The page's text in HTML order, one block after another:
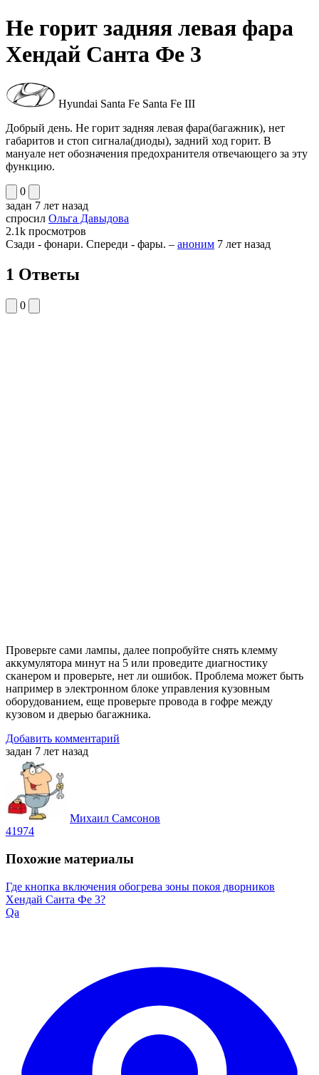
Не горит задняя левая фара
Хендай Санта Фе 3
Hyundai Santa Fe Santa Fe III
Добрый день. Не горит задняя левая фара(багажник), нет
габаритов и стоп сигнала(диоды), задний ход горит. В
мануале нет обозначения предохранителя отвечающего за эту
функцию.
0
задан 7 лет назад
спросил Ольга Давыдова
2.1k просмотров
Сзади - фонари. Спереди - фары. – аноним 7 лет назад
1 Ответы
0
Проверьте сами лампы, далее попробуйте снять клемму
аккумулятора минут на 5 или проведите диагностику
сканером и проверьте, нет ли ошибок. Проблема может быть
например в электронном блоке управления кузовным
оборудованием, еще проверьте провода в гофре между
кузовом и дверью багажника.
Добавить комментарий
задан 7 лет назад
Михаил Самсонов
41974
Похожие материалы
Где кнопка включения обогрева зоны покоя дворников
Хендай Санта Фе 3?
Qa